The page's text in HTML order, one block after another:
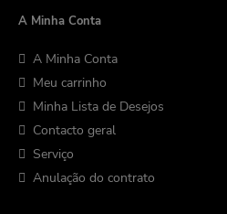
A Minha Conta
A Minha Conta
Meu carrinho
Minha Lista de Desejos
Contacto geral
Serviço
Anulação do contrato